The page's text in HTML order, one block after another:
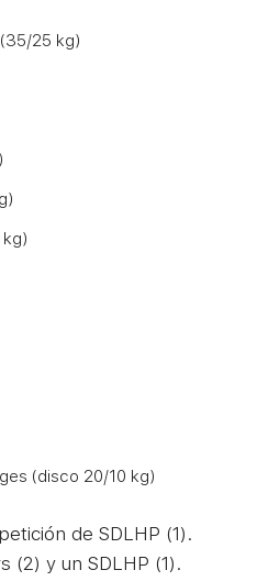
25 kg)
(disco 20/10 kg)
de SDLHP (1).
(2) y un SDLHP (1).